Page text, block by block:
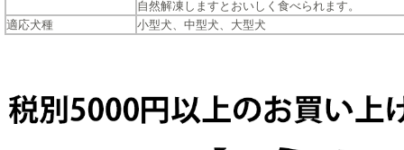
自然解凍しますとおいしく食べられます。
適応犬種
小型犬、中型犬、大型犬